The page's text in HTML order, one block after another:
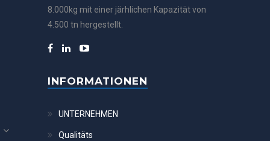
8.000kg mit einer järhlichen Kapazität von
4.500 tn hergestellt.
INFORMATIONEN
UNTERNEHMEN
Qualitäts